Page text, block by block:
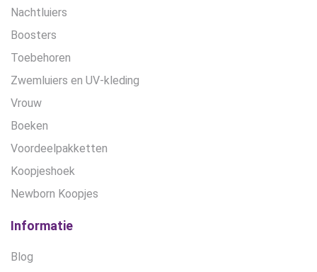
Nachtluiers
Boosters
Toebehoren
Zwemluiers en UV-kleding
Vrouw
Boeken
Voordeelpakketten
Koopjeshoek
Newborn Koopjes
Informatie
Blog